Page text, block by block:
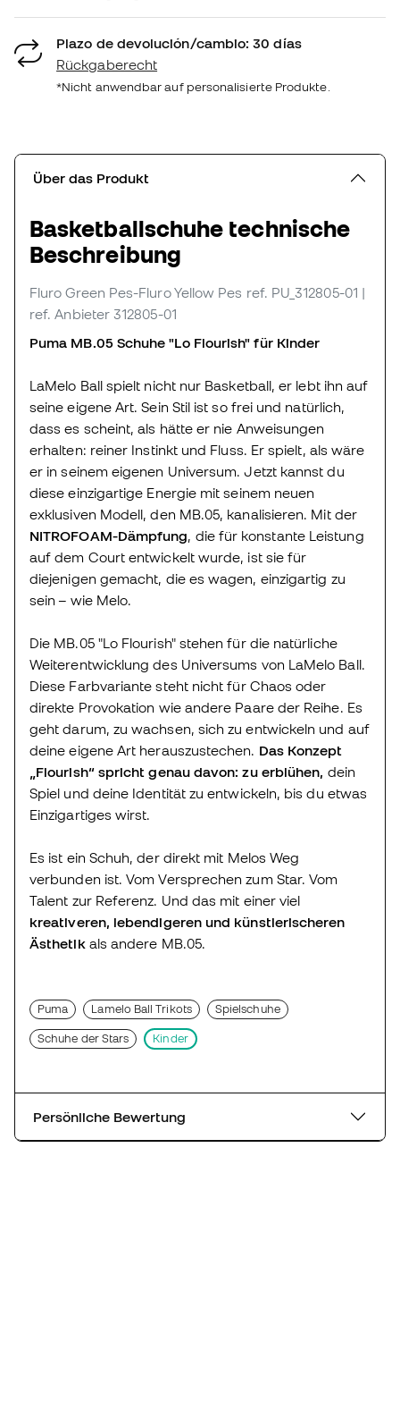
Plazo de devolución/cambio: 30 días
Rückgaberecht
*Nicht anwendbar auf personalisierte Produkte.
Über das Produkt
Basketballschuhe technische
Beschreibung
Fluro Green Pes-Fluro Yellow Pes ref. PU_312805-01 |
ref. Anbieter 312805-01
Puma MB.05 Schuhe "Lo Flourish" für Kinder
LaMelo Ball spielt nicht nur Basketball, er lebt ihn auf
seine eigene Art. Sein Stil ist so frei und natürlich,
dass es scheint, als hätte er nie Anweisungen
erhalten: reiner Instinkt und Fluss. Er spielt, als wäre
er in seinem eigenen Universum. Jetzt kannst du
diese einzigartige Energie mit seinem neuen
exklusiven Modell, den MB.05, kanalisieren. Mit der
NITROFOAM-Dämpfung, die für konstante Leistung
auf dem Court entwickelt wurde, ist sie für
diejenigen gemacht, die es wagen, einzigartig zu
sein – wie Melo.
Die MB.05 "Lo Flourish" stehen für die natürliche
Weiterentwicklung des Universums von LaMelo Ball.
Diese Farbvariante steht nicht für Chaos oder
direkte Provokation wie andere Paare der Reihe. Es
geht darum, zu wachsen, sich zu entwickeln und auf
deine eigene Art herauszustechen. Das Konzept
„Flourish“ spricht genau davon: zu erblühen, dein
Spiel und deine Identität zu entwickeln, bis du etwas
Einzigartiges wirst.
Es ist ein Schuh, der direkt mit Melos Weg
verbunden ist. Vom Versprechen zum Star. Vom
Talent zur Referenz. Und das mit einer viel
kreativeren, lebendigeren und künstlerischeren
Ästhetikals andere MB.05.
Puma Lamelo Ball Trikots Spielschuhe
Schuhe der Stars Kinder
Persönliche Bewertung